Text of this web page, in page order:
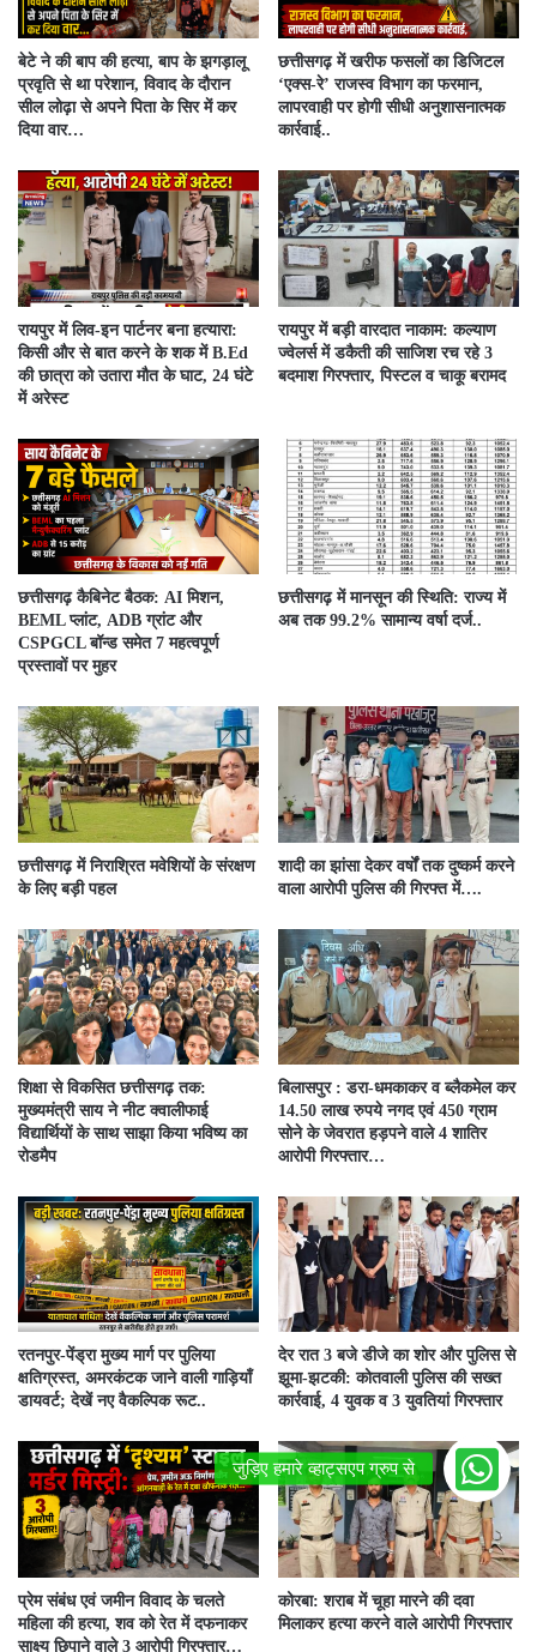
बेटे ने की बाप की हत्या, बाप के झगड़ालू
प्रवृति से था परेशान, विवाद के दौरान
सील लोढ़ा से अपने पिता के सिर में कर
दिया वार…
​छत्तीसगढ़ में खरीफ फसलों का डिजिटल
‘एक्स-रे’ राजस्व विभाग का फरमान,
लापरवाही पर होगी सीधी अनुशासनात्मक
कार्रवाई..
रायपुर में लिव-इन पार्टनर बना हत्यारा:
किसी और से बात करने के शक में B.Ed
की छात्रा को उतारा मौत के घाट, 24 घंटे
में अरेस्ट
रायपुर में बड़ी वारदात नाकाम: कल्याण
ज्वेलर्स में डकैती की साजिश रच रहे 3
बदमाश गिरफ्तार, पिस्टल व चाकू बरामद
छत्तीसगढ़ कैबिनेट बैठक: AI मिशन,
BEML प्लांट, ADB ग्रांट और
CSPGCL बॉन्ड समेत 7 महत्वपूर्ण
प्रस्तावों पर मुहर
छत्तीसगढ़ में मानसून की स्थिति: राज्य में
अब तक 99.2% सामान्य वर्षा दर्ज..
छत्तीसगढ़ में निराश्रित मवेशियों के संरक्षण
के लिए बड़ी पहल
शादी का झांसा देकर वर्षों तक दुष्कर्म करने
वाला आरोपी पुलिस की गिरफ्त में….
शिक्षा से विकसित छत्तीसगढ़ तक:
मुख्यमंत्री साय ने नीट क्वालीफाई
विद्यार्थियों के साथ साझा किया भविष्य का
रोडमैप
बिलासपुर : डरा-धमकाकर व ब्लैकमेल कर
14.50 लाख रुपये नगद एवं 450 ग्राम
सोने के जेवरात हड़पने वाले 4 शातिर
आरोपी गिरफ्तार…
रतनपुर-पेंड्रा मुख्य मार्ग पर पुलिया
क्षतिग्रस्त, अमरकंटक जाने वाली गाड़ियाँ
डायवर्ट; देखें नए वैकल्पिक रूट..
देर रात 3 बजे डीजे का शोर और पुलिस से
झूमा-झटकी: कोतवाली पुलिस की सख्त
कार्रवाई, 4 युवक व 3 युवतियां गिरफ्तार
प्रेम संबंध एवं जमीन विवाद के चलते
महिला की हत्या, शव को रेत में दफनाकर
साक्ष्य छिपाने वाले 3 आरोपी गिरफ्तार…
कोरबा: शराब में चूहा मारने की दवा
मिलाकर हत्या करने वाले आरोपी गिरफ्तार